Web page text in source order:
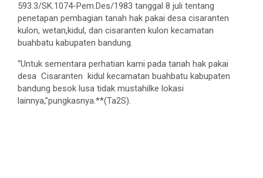
593.3/SK.1074-Pem.Des/1983 tanggal 8 juli tentang
penetapan pembagian tanah hak pakai desa cisaranten
kulon, wetan,kidul, dan cisaranten kulon kecamatan
buahbatu kabupaten bandung.
“Untuk sementara perhatian kami pada tanah hak pakai
desa Cisaranten kidul kecamatan buahbatu kabupaten
bandung besok lusa tidak mustahilke lokasi
lainnya,”pungkasnya.**(Ta2S).